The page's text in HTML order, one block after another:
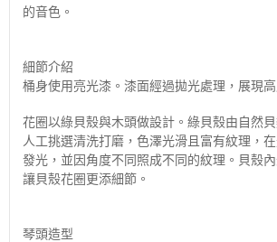
的音色。
細節介紹
桶身使用亮光漆。漆面經過拋光處理，展現高
花圈以綠貝殼與木頭做設計。綠貝殼由自然
人工挑選清洗打磨，色澤光滑且富有紋理，
發光，並因角度不同照成不同的紋理。貝殼
讓貝殼花圈更添細節。
琴頭造型